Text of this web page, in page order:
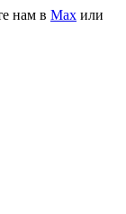
нам в Мах или